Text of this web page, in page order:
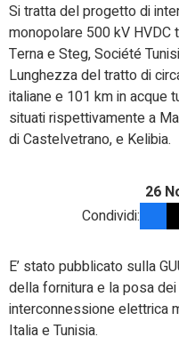
Si tratta del progetto di
monopolare 500 kV HVDC
Terna e Steg, Société
Lunghezza del tratto di
italiane e 101 km in acque
situati rispettivamente a
di Castelvetrano, e Kelibia.
26
Condividi:
E’ stato pubblicato sulla
della fornitura e la posa
interconnessione elettrica
Italia e Tunisia.